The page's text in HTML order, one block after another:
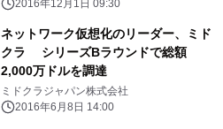
2016年12月1日 09:30
ネットワーク仮想化のリーダー、ミド
クラ シリーズBラウンドで総額
2,000万ドルを調達
ミドクラジャパン株式会社
2016年6月8日 14:00